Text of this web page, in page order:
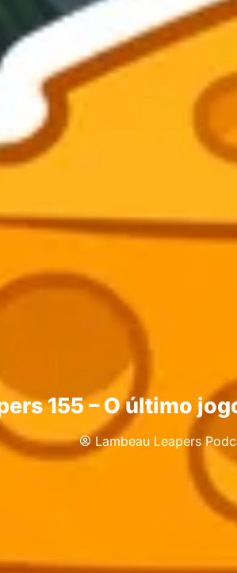
155 – O último
Lambeau Leapers